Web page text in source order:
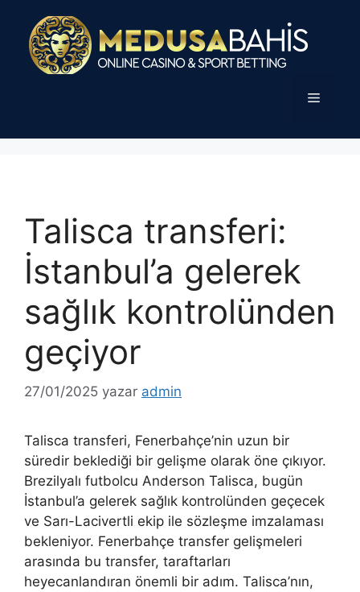
Menü
Talisca transferi:
İstanbul’a gelerek
sağlık kontrolünden
geçiyor
27/01/2025 yazar admin
Talisca transferi, Fenerbahçe’nin uzun bir
süredir beklediği bir gelişme olarak öne çıkıyor.
Brezilyalı futbolcu Anderson Talisca, bugün
İstanbul’a gelerek sağlık kontrolünden geçecek
ve Sarı-Lacivertli ekip ile sözleşme imzalaması
bekleniyor. Fenerbahçe transfer gelişmeleri
arasında bu transfer, taraftarları
heyecanlandıran önemli bir adım. Talisca’nın,